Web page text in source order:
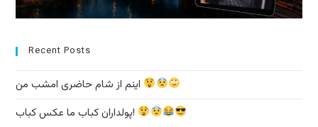
Recent Posts
پولداران کباب ما عکس کباب!